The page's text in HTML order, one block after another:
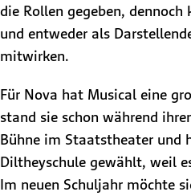
die Rollen gegeben,
und entweder als
mitwirken.
Für Nova hat Musical eine
stand sie schon während
Bühne im Staatstheater und
Diltheyschule gewählt, weil
Im neuen Schuljahr möchte